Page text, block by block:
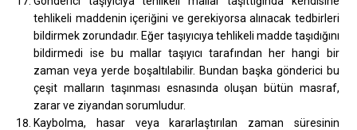
tehlikeli maddenin içeriğini ve gerekiyorsa alınacak tedbirleri
bildirmek zorundadır. Eğer taşıyıcıya tehlikeli madde taşıdığını
bildirmedi ise bu mallar taşıyıcı tarafından her hangi bir
zaman veya yerde boşaltılabilir. Bundan başka gönderici bu
çeşit malların taşınması esnasında oluşan bütün masraf,
zarar ve ziyandan sorumludur.
Kaybolma, hasar veya kararlaştırılan zaman süresinin